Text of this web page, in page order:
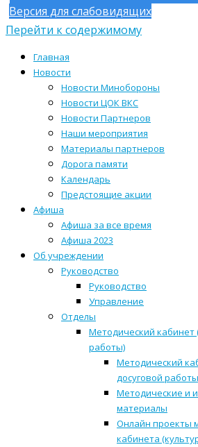
Версия для слабовидящих
Перейти к содержимому
Главная
Новости
Новости Минобороны
Новости ЦОК ВКС
Новости Партнеров
Наши мероприятия
Материалы партнеров
Дорога памяти
Календарь
Предстоящие акции
Афиша
Афиша за все время
Афиша 2023
Об учреждении
Руководство
Руководство
Управление
Отделы
Методический кабинет
работы)
Методический
досуговой
Методические и
материалы
Онлайн проекты
кабинета